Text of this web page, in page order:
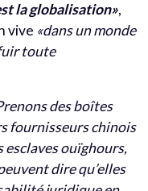
la globalisation»,
vive «dans un monde
toute
des boîtes
fournisseurs chinois
ouïghours,
dire qu’elles